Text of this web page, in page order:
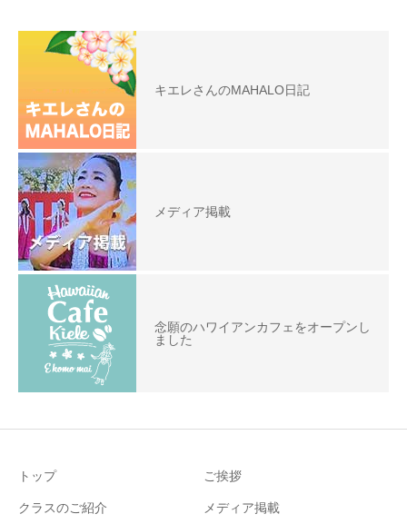
キエレさんのMAHALO日記
メディア掲載
念願のハワイアンカフェをオープンし
ました
トップ ご挨拶
クラスのご紹介 メディア掲載